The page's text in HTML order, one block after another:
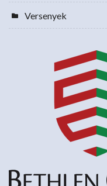
Versenyek